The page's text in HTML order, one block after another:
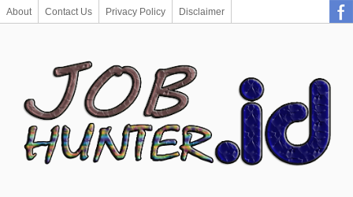
About Contact Us Privacy Policy Disclaimer